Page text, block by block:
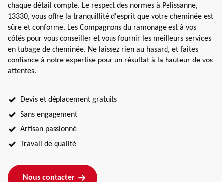
chaque détail compte. Le respect des normes à Pelissanne,
13330, vous offre la tranquillité d'esprit que votre cheminée est
sûre et conforme. Les Compagnons du ramonage est à vos
côtés pour vous conseiller et vous fournir les meilleurs services
en tubage de cheminée. Ne laissez rien au hasard, et faites
confiance à notre expertise pour un résultat à la hauteur de vos
attentes.
Devis et déplacement gratuits
Sans engagement
Artisan passionné
Travail de qualité
Nous contacter